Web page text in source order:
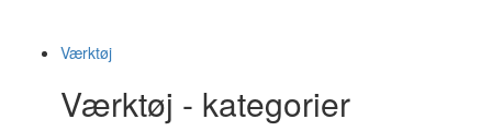
Værktøj
Værktøj - kategorier